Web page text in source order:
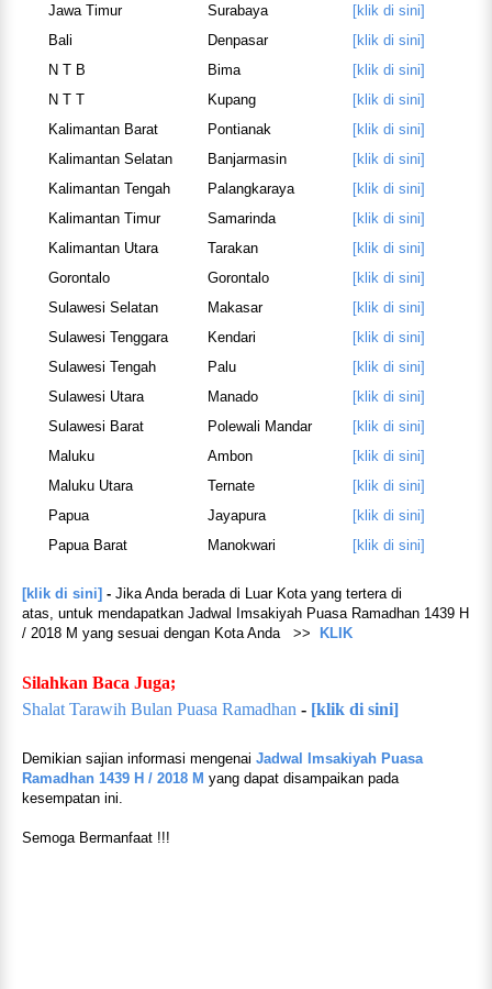
Jawa Timur
Surabaya
[klik di sini]
Bali
Denpasar
[klik di sini]
N T B
Bima
[klik di sini]
N T T
Kupang
[klik di sini]
Kalimantan Barat
Pontianak
[klik di sini]
Kalimantan Selatan
Banjarmasin
[klik di sini]
Kalimantan Tengah
Palangkaraya
[klik di sini]
Kalimantan Timur
Samarinda
[klik di sini]
Kalimantan Utara
Tarakan
[klik di sini]
Gorontalo
Gorontalo
[klik di sini]
Sulawesi Selatan
Makasar
[klik di sini]
Sulawesi Tenggara
Kendari
[klik di sini]
Sulawesi Tengah
Palu
[klik di sini]
Sulawesi Utara
Manado
[klik di sini]
Sulawesi Barat
Polewali Mandar
[klik di sini]
Maluku
Ambon
[klik di sini]
Maluku Utara
Ternate
[klik di sini]
Papua
Jayapura
[klik di sini]
Papua Barat
Manokwari [klik di sini]
[klik di sini] - Jika Anda berada di Luar Kota yang tertera di
atas, untuk mendapatkan Jadwal Imsakiyah Puasa Ramadhan 1439 H
/ 2018 M yang sesuai dengan Kota Anda >>
KLIK
Silahkan Baca Juga;
Shalat Tarawih Bulan Puasa Ramadhan - [klik di sini]
Demikian sajian informasi mengenai Jadwal Imsakiyah Puasa
Ramadhan 1439 H / 2018 M yang dapat disampaikan pada
kesempatan ini.
Semoga Bermanfaat !!!